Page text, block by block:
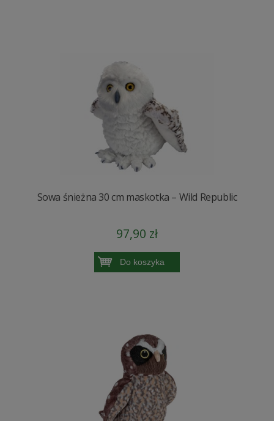
Sowa śnieżna 30 cm maskotka – Wild Republic
97,90 zł
Do koszyka